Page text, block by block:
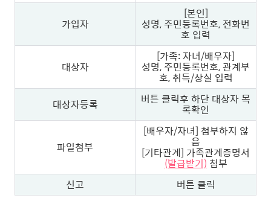
가입자
[본인]
성명, 주민등록번호, 전화번
호 입력
대상자
[가족: 자녀/배우자]
성명, 주민등록번호, 관계부
호, 취득/상실 입력
대상자등록
버튼 클릭후 하단 대상자 목
록확인
파일첨부
[배우자/자녀] 첨부하지 않
음
[기타관계] 가족관계증명서
(발급받기) 첨부
신고
버튼 클릭